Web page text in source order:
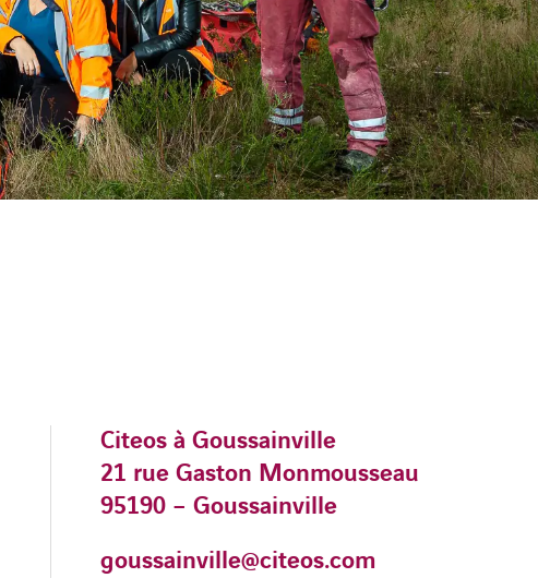
Citeos à Goussainville
21 rue Gaston Monmousseau
95190 – Goussainville
goussainville@citeos.com